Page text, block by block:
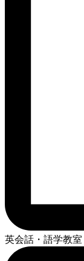
英会話・語学教室